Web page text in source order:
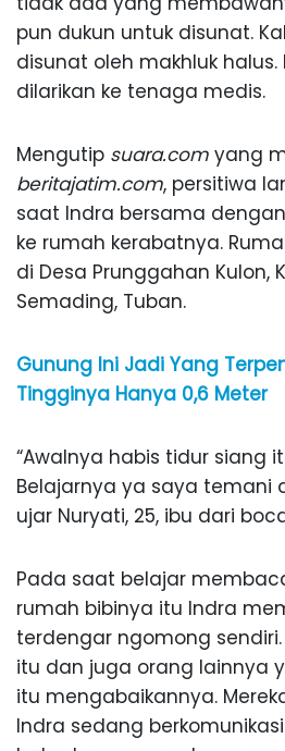
pun dukun untuk disunat.
disunat oleh makhluk
dilarikan ke tenaga medis.
Mengutip suara.com yang
beritajatim.com, persitiwa
saat Indra bersama
ke rumah kerabatnya.
di Desa Prunggahan Kulon,
Semading, Tuban.
Gunung Ini Jadi Yang
Tingginya Hanya 0,6 Meter
“Awalnya habis tidur siang
Belajarnya ya saya temani
ujar Nuryati, 25, ibu dari
Pada saat belajar
rumah bibinya itu Indra
terdengar ngomong
itu dan juga orang lainnya
itu mengabaikannya.
Indra sedang